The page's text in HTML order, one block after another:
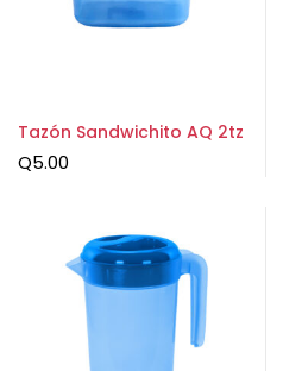
Tazón Sandwichito AQ 2tz
Q5.00